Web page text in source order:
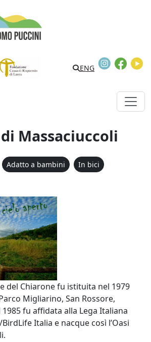
Search
ENG
Instagram
Massaciuccoli
Adatto a bambini In bici
Oasi Lipu di
del Chiarone fu istituita nel 1979
Migliarino, San Rossore,
fu affidata alla Lega Italiana
Italia e nacque così l’Oasi